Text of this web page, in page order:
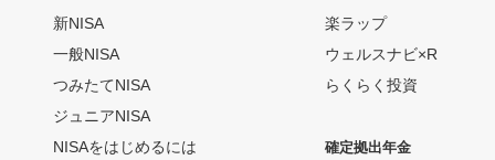
新NISA
一般NISA
つみたてNISA
ジュニアNISA
NISAをはじめるには
楽ラップ
ウェルスナビ×R
らくらく投資
確定拠出年金